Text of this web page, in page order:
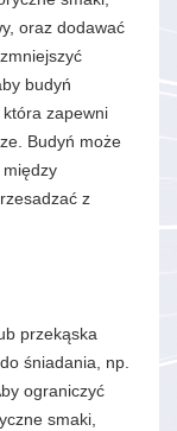
oraz dodawać
budyń
zapewni
Budyń może
z
przekąska
śniadania, np.
ograniczyć
smaki,